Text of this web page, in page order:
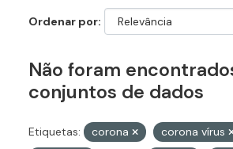
Ordenar por
Não foram
conjuntos de dados
Etiquetas: corona corona vírus